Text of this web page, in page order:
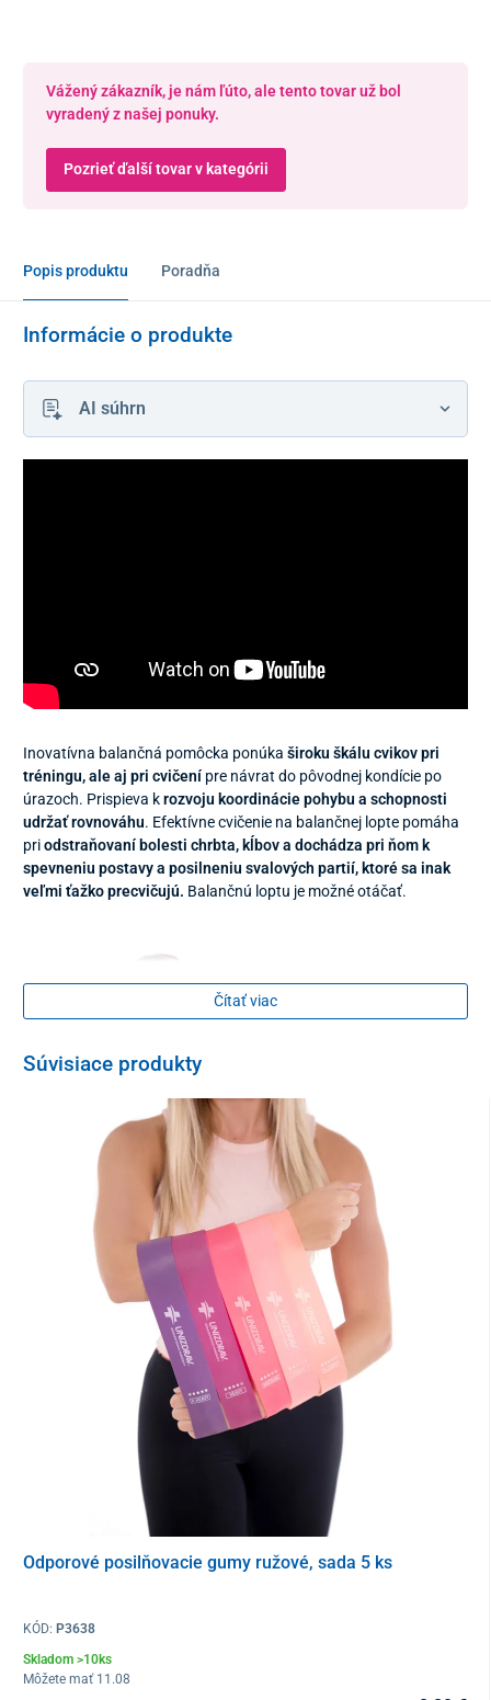
Vážený zákazník, je nám ľúto, ale tento tovar už bol
vyradený z našej ponuky.
Pozrieť ďalší tovar v kategórii
Popis produktu Poradňa
Informácie o produkte
AI súhrn
Inovatívna balančná pomôcka ponúka široku škálu cvikov pri
tréningu, ale aj pri cvičení pre návrat do pôvodnej kondície po
úrazoch. Prispieva krozvoju koordinácie pohybu a schopnosti
udržať rovnováhu. Efektívne cvičenie na balančnej lopte pomáha
priodstraňovaní bolesti chrbta, kĺbov a dochádza pri ňom k
spevneniu postavy a posilneniu svalových partií, ktoré sa inak
veľmi ťažko precvičujú. Balančnú loptu je možné otáčať.
K lopte je možné pripevniť odoberateľné elastické držadlá
Čítať viac
Súvisiace produkty
Odporové posilňovacie gumy ružové, sada 5 ks
KÓD: P3638
Skladom >10ks
Môžete mať 11.08